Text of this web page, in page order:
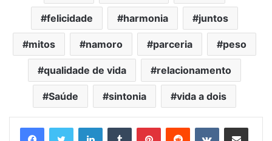
felicidade harmonia juntos
mitos namoro parceria peso
qualidade de vida relacionamento
Saúde sintonia vida a dois